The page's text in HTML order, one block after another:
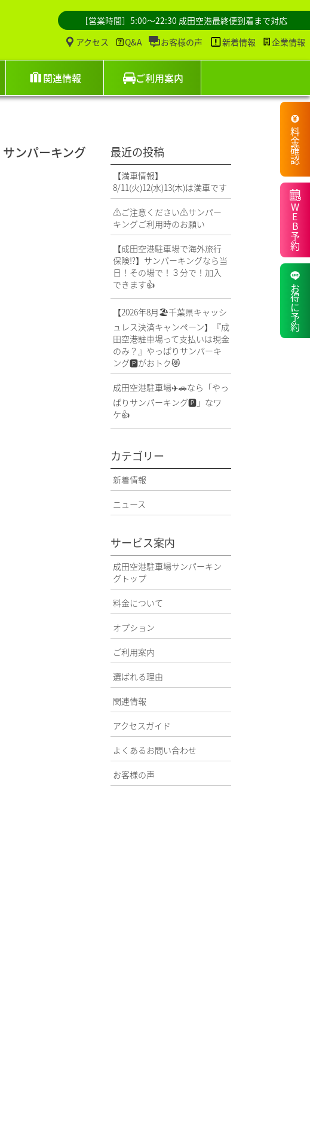
［営業時間］5:00～22:30 成田空港最終便到着まで対応
アクセス
Q&A お客様の声 新着情報 企業情報
関連情報 ご利用案内
ンパーキング
最近の投稿
【満車情報】
8/11(火)12(水)13(木)は満車です
⚠️ご注意ください⚠️サンパー
キングご利用時のお願い
【成田空港駐車場で海外旅行
保険⁉️】サンパーキングなら当
日！その場で！３分で！加入
できます👍
【2026年8月🏖️千葉県キャッシ
ュレス決済キャンペーン】『成
田空港駐車場って支払いは現金
のみ？』やっぱりサンパーキ
ング🅿️がおトク😻
成田空港駐車場✈️🚗なら「やっ
ぱりサンパーキング🅿️」なワ
ケ👍
カテゴリー
新着情報
ニュース
サービス案内
成田空港駐車場サンパーキン
グトップ
料金について
オプション
ご利用案内
選ばれる理由
関連情報
アクセスガイド
よくあるお問い合わせ
お客様の声
料金確認
WEB予約
お得に予約